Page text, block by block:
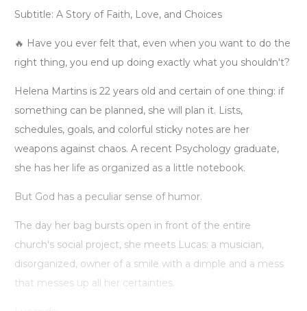
Subtitle: A Story of Faith, Love, and Choices
🔥 Have you ever felt that, even when you want to do the
right thing, you end up doing exactly what you shouldn't?
Helena Martins is 22 years old and certain of one thing: if
something can be planned, she will plan it. Lists,
schedules, goals, and colorful sticky notes are her
weapons against chaos. A recent Psychology graduate,
she has her life as organized as a little notebook.
But God has a peculiar sense of humor.
The day her bag bursts open in front of the entire
church's social project, she meets Lucas: a musician,
disorganized, owner of a smile with a dimple and a mess
that messes up all her certainties.